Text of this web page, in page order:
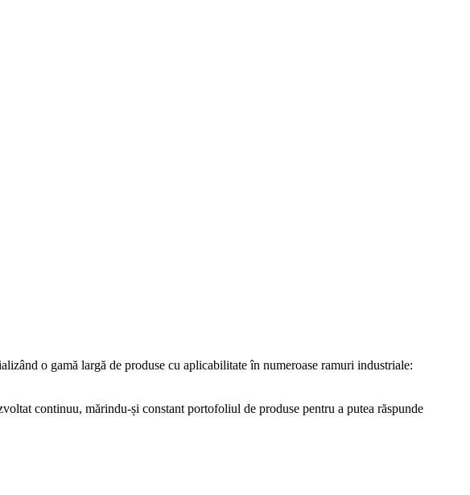
o gamă largă de produse cu aplicabilitate în numeroase ramuri industriale:
continuu, mărindu-și constant portofoliul de produse pentru a putea răspunde